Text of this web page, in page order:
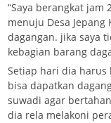
“Saya berangkat
menuju Desa
dagangan. jika saya
kebagian barang
Setiap hari dia
bisa dapatkan
suwadi agar
dia rela melakoni